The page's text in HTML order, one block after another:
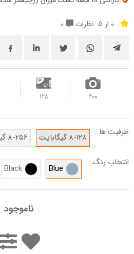
0 از 5 نظرات
200
128
ظرفیت ها : 8-128 گیگابایت 8-256 گیگابایت
انتخاب رنگ :
Blue
Black
ناموجود